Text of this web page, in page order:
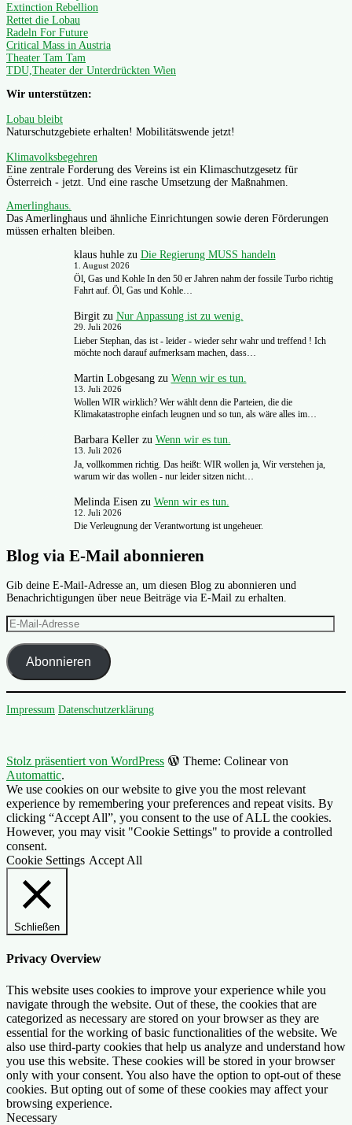
Extinction Rebellion
Rettet die Lobau
Radeln For Future
Critical Mass in Austria
Theater Tam Tam
TDU,Theater der Unterdrückten Wien
Wir unterstützen:
Lobau bleibt
Naturschutzgebiete erhalten! Mobilitätswende jetzt!
Klimavolksbegehren
Eine zentrale Forderung des Vereins ist ein Klimaschutzgesetz für
Österreich - jetzt. Und eine rasche Umsetzung der Maßnahmen.
Amerlinghaus.
Das Amerlinghaus und ähnliche Einrichtungen sowie deren Förderungen
müssen erhalten bleiben.
klaus huhlezu Die Regierung MUSS handeln
1. August 2026
Öl, Gas und Kohle In den 50 er Jahren nahm der fossile Turbo richtig
Fahrt auf. Öl, Gas und Kohle…
Birgitzu Nur Anpassung ist zu wenig.
29. Juli 2026
Lieber Stephan, das ist - leider - wieder sehr wahr und treffend ! Ich
möchte noch darauf aufmerksam machen, dass…
Martin Lobgesangzu Wenn wir es tun.
13. Juli 2026
Wollen WIR wirklich? Wer wählt denn die Parteien, die die
Klimakatastrophe einfach leugnen und so tun, als wäre alles im…
Barbara Kellerzu Wenn wir es tun.
13. Juli 2026
Ja, vollkommen richtig. Das heißt: WIR wollen ja, Wir verstehen ja,
warum wir das wollen - nur leider sitzen nicht…
Melinda Eisen zu Wenn wir es tun.
12. Juli 2026
Die Verleugnung der Verantwortung ist ungeheuer.
Blog via E-Mail abonnieren
Gib deine E-Mail-Adresse an, um diesen Blog zu abonnieren und
Benachrichtigungen über neue Beiträge via E-Mail zu erhalten.
E-
Mail-
Adresse
Abonnieren
Impressum Datenschutzerklärung
Stolz präsentiert von WordPress
Theme: Colinear von
Automattic.
We use cookies on our website to give you the most relevant
experience by remembering your preferences and repeat visits. By
clicking “Accept All”, you consent to the use of ALL the cookies.
However, you may visit "Cookie Settings" to provide a controlled
consent.
Cookie Settings Accept All
Schließen
Privacy Overview
This website uses cookies to improve your experience while you
navigate through the website. Out of these, the cookies that are
categorized as necessary are stored on your browser as they are
essential for the working of basic functionalities of the website. We
also use third-party cookies that help us analyze and understand how
you use this website. These cookies will be stored in your browser
only with your consent. You also have the option to opt-out of these
cookies. But opting out of some of these cookies may affect your
browsing experience.
Necessary